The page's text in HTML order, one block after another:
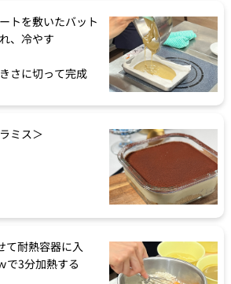
トを敷いたバット
、冷やす
さに切って完成
ミス＞
耐熱容器に入
で3分加熱する